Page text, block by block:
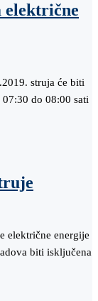
električne
struja će biti
do 08:00 sati
električne energije
biti isključena